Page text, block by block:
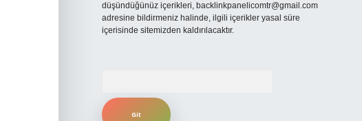
düşündüğünüz içerikleri, backlinkpanelicomtr@gmail.com
adresine bildirmeniz halinde, ilgili içerikler yasal süre
içerisinde sitemizden kaldırılacaktır.